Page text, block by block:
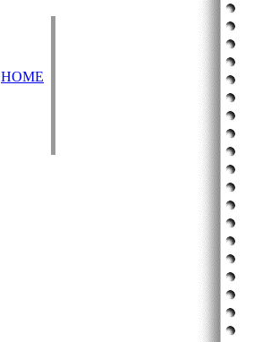
HOME